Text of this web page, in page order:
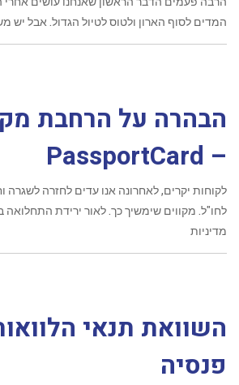
המדים לסוף הארון ולטוס לטיול הגדול. אבל יש
הבהרה על הרחבת
– PassportCard
לקוחות יקרים, לאחרונה אנו עדים לחזרה לשגרה
לחו"ל. מקווים שימשיך כך. לאור ירידת התחלואה
מדיניות
השוואת תנאי
פנסיה